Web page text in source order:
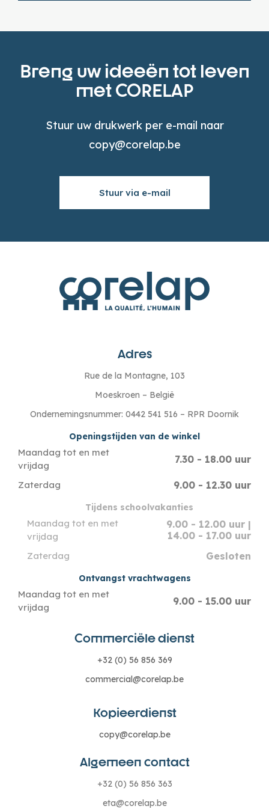
Breng uw ideeën tot leven
met CORELAP
Stuur uw drukwerk per e-mail naar
copy@corelap.be
Stuur via e-mail
Adres
Rue de la Montagne, 103
Moeskroen – België
Ondernemingsnummer: 0442 541 516 – RPR Doornik
Openingstijden van de winkel
Maandag tot en met
vrijdag
7.30 - 18.00 uur
Zaterdag 9.00 - 12.30 uur
Tijdens schoolvakanties
Maandag tot en met
vrijdag
9.00 - 12.00 uur |
14.00 - 17.00 uur
Zaterdag Gesloten
Ontvangst vrachtwagens
Maandag tot en met
vrijdag
9.00 - 15.00 uur
Commerciële dienst
+32 (0) 56 856 369
commercial@corelap.be
Kopieerdienst
copy@corelap.be
Algemeen contact
+32 (0) 56 856 363
eta@corelap.be